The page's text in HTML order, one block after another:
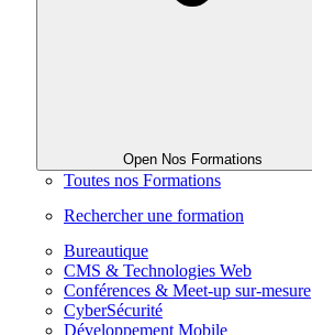
Open Nos Formations
Toutes nos Formations
Rechercher une formation
Bureautique
CMS & Technologies Web
Conférences & Meet-up sur-mesure
CyberSécurité
Développement Mobile